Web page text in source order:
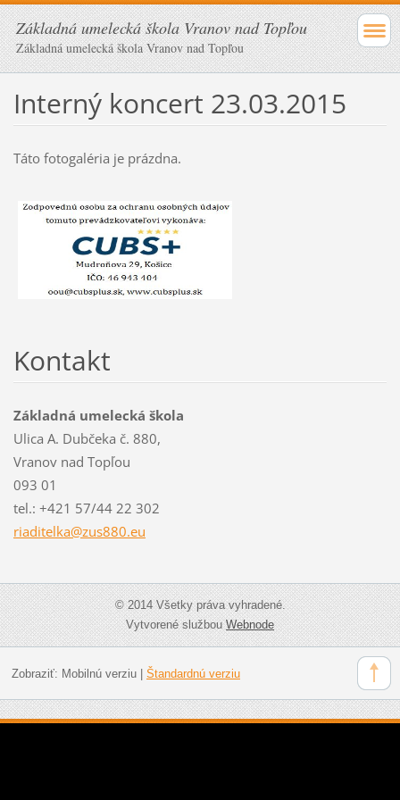
Základná umelecká škola Vranov nad Topľou
Základná umelecká škola Vranov nad Topľou
Interný koncert 23.03.2015
Táto fotogaléria je prázdna.
Kontakt
Základná umelecká škola
Ulica A. Dubčeka č. 880,
Vranov nad Topľou
093 01
tel.: +421 57/44 22 302
riaditelka@zus880.eu
© 2014 Všetky práva vyhradené.
Vytvorené službouWebnode
Zobraziť: Mobilnú verziu| Štandardnú verziu